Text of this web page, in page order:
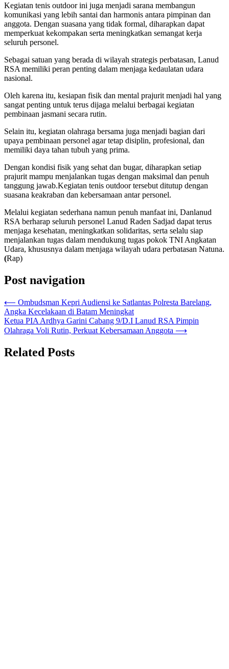
Kegiatan tenis outdoor ini juga menjadi sarana membangun
komunikasi yang lebih santai dan harmonis antara pimpinan dan
anggota. Dengan suasana yang tidak formal, diharapkan dapat
memperkuat kekompakan serta meningkatkan semangat kerja
seluruh personel.
Sebagai satuan yang berada di wilayah strategis perbatasan, Lanud
RSA memiliki peran penting dalam menjaga kedaulatan udara
nasional.
Oleh karena itu, kesiapan fisik dan mental prajurit menjadi hal yang
sangat penting untuk terus dijaga melalui berbagai kegiatan
pembinaan jasmani secara rutin.
Selain itu, kegiatan olahraga bersama juga menjadi bagian dari
upaya pembinaan personel agar tetap disiplin, profesional, dan
memiliki daya tahan tubuh yang prima.
Dengan kondisi fisik yang sehat dan bugar, diharapkan setiap
prajurit mampu menjalankan tugas dengan maksimal dan penuh
tanggung jawab.Kegiatan tenis outdoor tersebut ditutup dengan
suasana keakraban dan kebersamaan antar personel.
Melalui kegiatan sederhana namun penuh manfaat ini, Danlanud
RSA berharap seluruh personel Lanud Raden Sadjad dapat terus
menjaga kesehatan, meningkatkan solidaritas, serta selalu siap
menjalankan tugas dalam mendukung tugas pokok TNI Angkatan
Udara, khususnya dalam menjaga wilayah udara perbatasan Natuna.
(Rap)
Post navigation
⟵ Ombudsman Kepri Audiensi ke Satlantas Polresta Barelang,
Angka Kecelakaan di Batam Meningkat
Ketua PIA Ardhya Garini Cabang 9/D.I Lanud RSA Pimpin
Olahraga Voli Rutin, Perkuat Kebersamaan Anggota ⟶
Related Posts